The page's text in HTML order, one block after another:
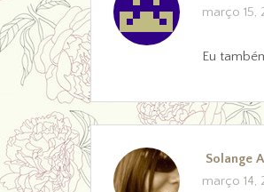
março 15,
Eu
Solange
março 14,